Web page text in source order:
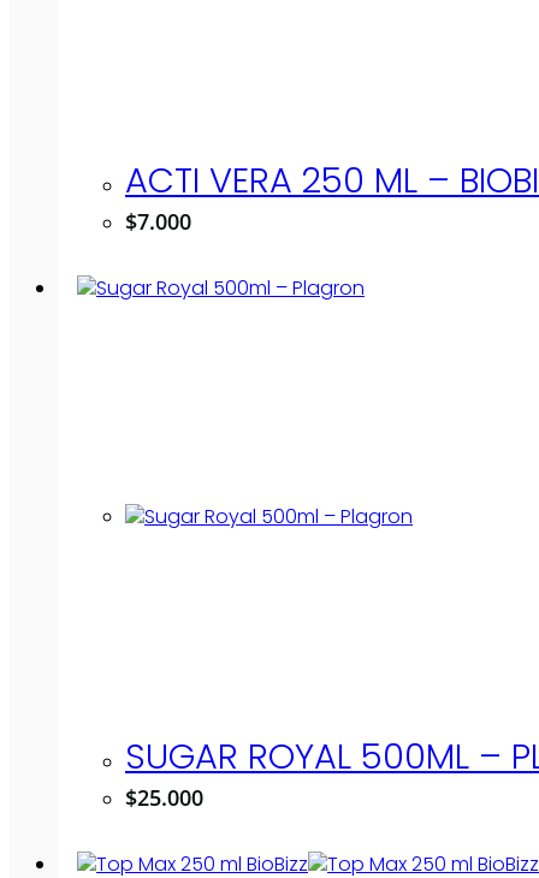
ACTI VERA 250 ML –
$7.000
SUGAR ROYAL 500ML –
$25.000